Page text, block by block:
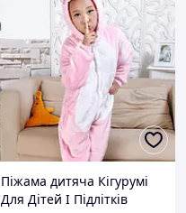
Піжама дитяча Кігурумі
Для Дітей І Підлітків